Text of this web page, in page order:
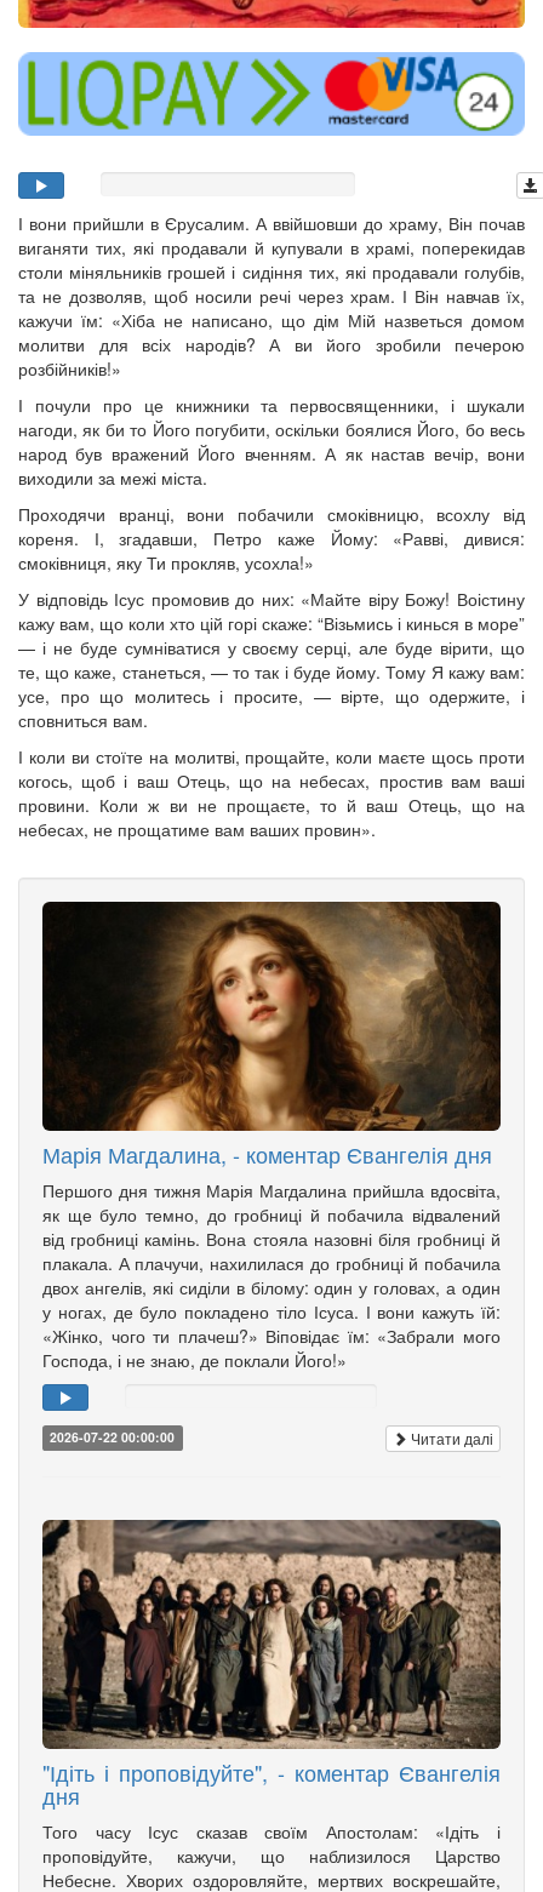
І вони прийшли в Єрусалим. А ввійшовши до храму, Він почав
виганяти тих, які продавали й купували в храмі, поперекидав
столи міняльників грошей і сидіння тих, які продавали голубів,
та не дозволяв, щоб носили речі через храм. І Він навчав їх,
кажучи їм: «Хіба не написано, що дім Мій назветься домом
молитви для всіх народів? А ви його зробили печерою
розбійників!»
І почули про це книжники та первосвященники, і шукали
нагоди, як би то Його погубити, оскільки боялися Його, бо весь
народ був вражений Його вченням. А як настав вечір, вони
виходили за межі міста.
Проходячи вранці, вони побачили смоківницю, всохлу від
кореня. І, згадавши, Петро каже Йому: «Равві, дивися:
смоківниця, яку Ти прокляв, усохла!»
У відповідь Ісус промовив до них: «Майте віру Божу! Воістину
кажу вам, що коли хто цій горі скаже: “Візьмись і кинься в море”
— і не буде сумніватися у своєму серці, але буде вірити, що
те, що каже, станеться, — то так і буде йому. Тому Я кажу вам:
усе, про що молитесь і просите, — вірте, що одержите, і
сповниться вам.
І коли ви стоїте на молитві, прощайте, коли маєте щось проти
когось, щоб і ваш Отець, що на небесах, простив вам ваші
провини. Коли ж ви не прощаєте, то й ваш Отець, що на
небесах, не прощатиме вам ваших провин».
Марія Магдалина, - коментар Євангелія дня
Першого дня тижня Марія Магдалина прийшла вдосвіта,
як ще було темно, до гробниці й побачила відвалений
від гробниці камінь. Вона стояла назовні біля гробниці й
плакала. А плачучи, нахилилася до гробниці й побачила
двох ангелів, які сиділи в білому: один у головах, а один
у ногах, де було покладено тіло Ісуса. І вони кажуть їй:
«Жінко, чого ти плачеш?» Віповідає їм: «Забрали мого
Господа, і не знаю, де поклали Його!»
2026-07-22 00:00:00 Читати далі
"Ідіть і проповідуйте", - коментар Євангелія
дня
Того часу Ісус сказав своїм Апостолам: «Ідіть і
проповідуйте, кажучи, що наблизилося Царство
Небесне. Хворих оздоровляйте, мертвих воскрешайте,